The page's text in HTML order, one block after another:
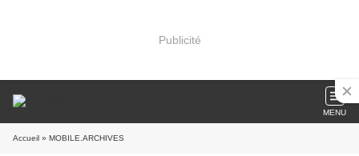
Publicité
MENU
Accueil » MOBILE.ARCHIVES